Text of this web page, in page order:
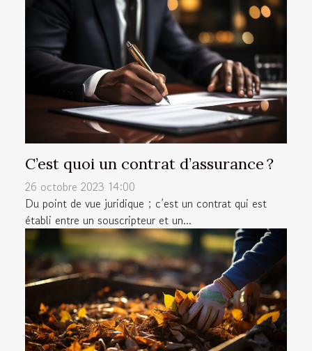
C’est quoi un contrat d’assurance ?
26 octobre 2023 14:00
Du point de vue juridique ; c’est un contrat qui est
établi entre un souscripteur et un...